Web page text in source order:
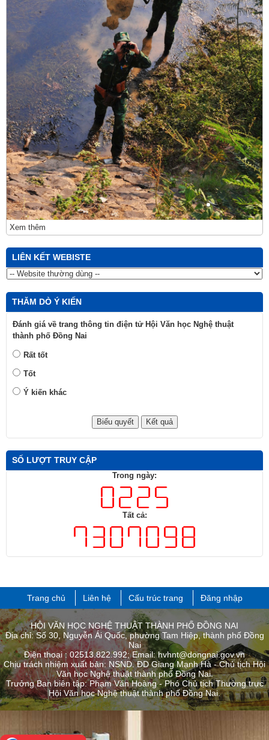
Xem thêm
LIÊN KẾT WEBISTE
THĂM DÒ Ý KIẾN
Đánh giá về trang thông tin điện tử Hội Văn học Nghệ thuật
thành phố Đồng Nai
Rất tốt
Tốt
Ý kiến khác
SỐ LƯỢT TRUY CẬP
Trong ngày:
Tất cả:
Trang chủ Liên hệ Cấu trúc trang Đăng nhập
HỘI VĂN HỌC NGHỆ THUẬT THÀNH PHỐ ĐỒNG NAI
Địa chỉ: Số 30, Nguyễn Ái Quốc, phường Tam Hiệp, thành phố Đồng
Nai
Điện thoại : 02513.822.992; Email: hvhnt@dongnai.gov.vn
Chịu trách nhiệm xuất bản: NSND. ĐD Giang Mạnh Hà - Chủ tịch Hội
Văn học Nghệ thuật thành phố Đồng Nai.
Trưởng Ban biên tập: Phạm Văn Hoàng - Phó Chủ tịch Thường trực
Hội Văn học Nghệ thuật thành phố ​Đồng Nai.